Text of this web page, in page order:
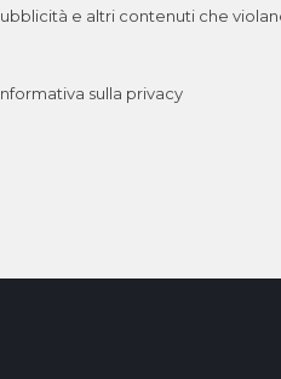
e altri contenuti che
sulla privacy